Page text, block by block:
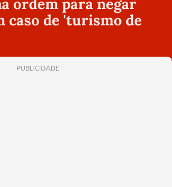
ordem para negar
caso de 'turismo de
PUBLICIDADE